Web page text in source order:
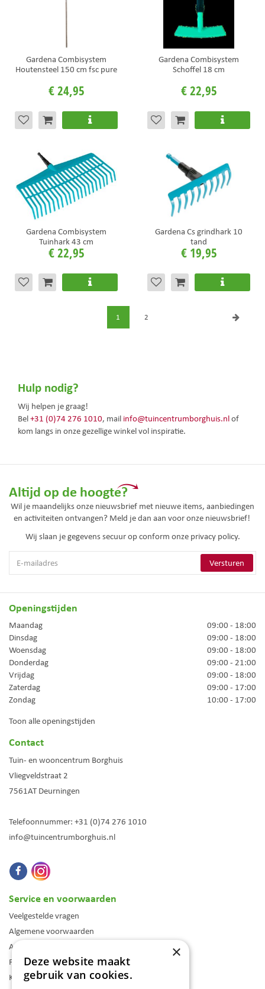
Gardena Combisystem
Houtensteel 150 cm fsc pure
€24,95
Gardena Combisystem
Schoffel 18 cm
€22,95
Gardena Combisystem
Tuinhark 43 cm
€22,95
Gardena Cs grindhark 10
tand
€ 19,95
1 2
Hulp nodig?
Wij helpen je graag!
Bel+31 (0)74 276 1010, mail info@tuincentrumborghuis.nlof
kom langs in onze gezellige winkel vol inspiratie.
Altijd op de hoogte?
Wil je maandelijks onze nieuwsbrief met nieuwe items, aanbiedingen
en activiteiten ontvangen? Meld je dan aan voor onze nieuwsbrief!
Wij slaan je gegevens secuur op conform onze privacy policy.
Openingstijden
Maandag
09:00 - 18:00
Dinsdag
09:00 - 18:00
Woensdag
09:00 - 18:00
Donderdag
09:00 - 21:00
Vrijdag
09:00 - 18:00
Zaterdag
09:00 - 17:00
Zondag
10:00 - 17:00
Toon alle openingstijden
Contact
Tuin- en wooncentrum Borghuis
Vliegveldstraat 2
7561AT Deurningen
Telefoonnummer: +31 (0)74 276 1010
info@tuincentrumborghuis.nl
Service en voorwaarden
Veelgestelde vragen
Algemene voorwaarden
Assortiment
Folder
Klantenkaart
×
Deze website maakt
gebruik van cookies.